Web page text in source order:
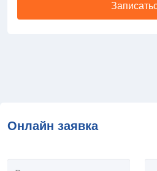
Онлайн заявка